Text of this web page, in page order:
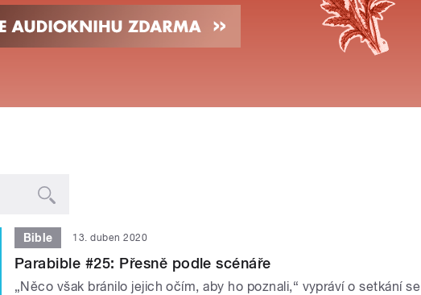
Bible 13. duben 2020
Parabible #25: Přesně podle scénáře
„Něco však bránilo jejich očím, aby ho poznali,“ vypráví o setkání se